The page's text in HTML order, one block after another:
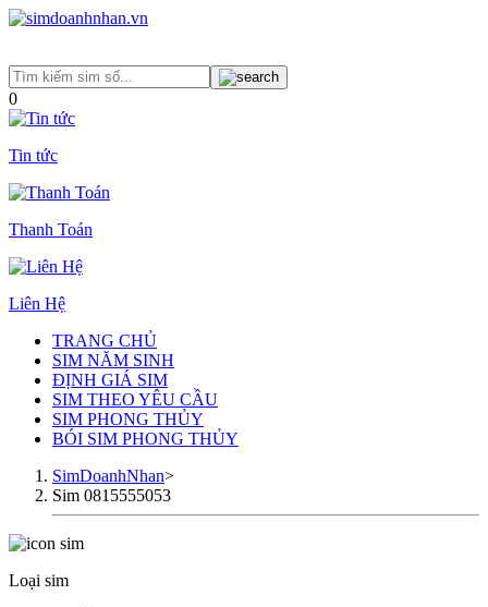
0
Tin tức
Thanh Toán
Liên Hệ
TRANG CHỦ
SIM NĂM SINH
ĐỊNH GIÁ SIM
SIM THEO YÊU CẦU
SIM PHONG THỦY
BÓI SIM PHONG THỦY
SimDoanhNhan>
Sim 0815555053
Loại sim